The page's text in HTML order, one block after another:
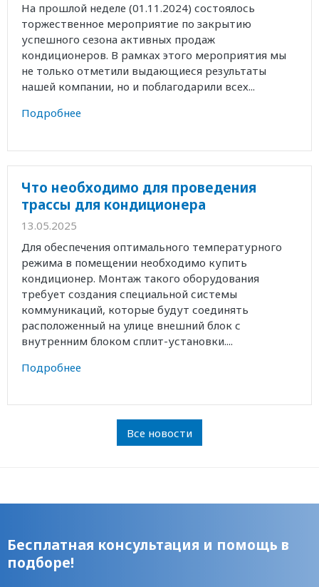
На прошлой неделе (01.11.2024) состоялось
торжественное мероприятие по закрытию
успешного сезона активных продаж
кондиционеров. В рамках этого мероприятия мы
не только отметили выдающиеся результаты
нашей компании, но и поблагодарили всех...
Подробнее
Что необходимо для проведения
трассы для кондиционера
13.05.2025
Для обеспечения оптимального температурного
режима в помещении необходимо купить
кондиционер. Монтаж такого оборудования
требует создания специальной системы
коммуникаций, которые будут соединять
расположенный на улице внешний блок с
внутренним блоком сплит-установки....
Подробнее
Все новости
Бесплатная консультация и помощь в
подборе!